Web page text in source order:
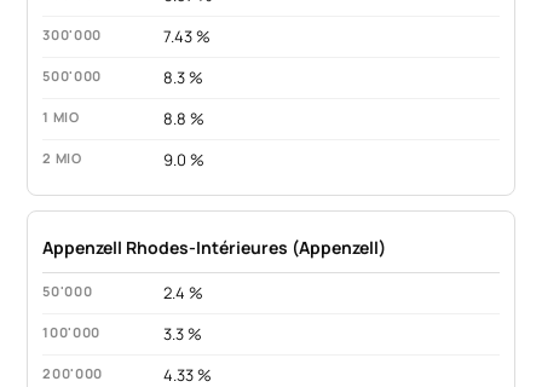
7.43 %
8.3 %
8.8 %
9.0 %
Appenzell Rhodes-Intérieures (Appenzell)
2.4 %
3.3 %
4.33 %